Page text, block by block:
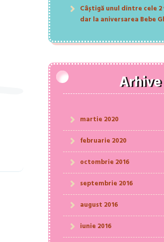
Câștigă unul dintre cele 2
dar la aniversarea Bebe
Arhive
martie 2020
februarie 2020
octombrie 2016
septembrie 2016
august 2016
iunie 2016